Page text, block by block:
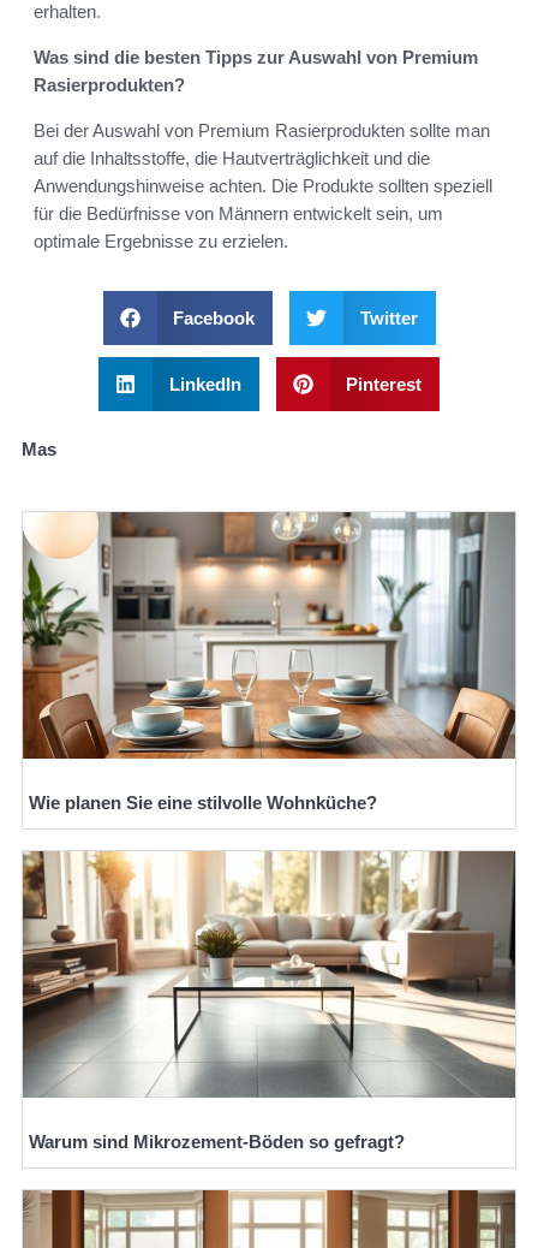
erhalten.
Was sind die besten Tipps zur Auswahl von Premium
Rasierprodukten?
Bei der Auswahl von Premium Rasierprodukten sollte man
auf die Inhaltsstoffe, die Hautverträglichkeit und die
Anwendungshinweise achten. Die Produkte sollten speziell
für die Bedürfnisse von Männern entwickelt sein, um
optimale Ergebnisse zu erzielen.
Facebook Twitter
LinkedIn Pinterest
Mas
Wie planen Sie eine stilvolle Wohnküche?
Warum sind Mikrozement-Böden so gefragt?